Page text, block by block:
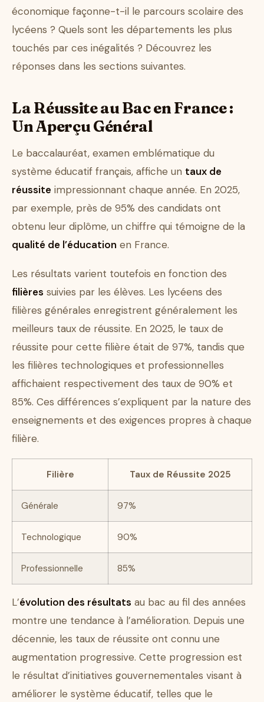
économique façonne-t-il le parcours scolaire des
lycéens ? Quels sont les départements les plus
touchés par ces inégalités ? Découvrez les
réponses dans les sections suivantes.
La Réussite au Bac en France :
Un Aperçu Général
Le baccalauréat, examen emblématique du
système éducatif français, affiche un taux de
réussite impressionnant chaque année. En 2025,
par exemple, près de 95% des candidats ont
obtenu leur diplôme, un chiffre qui témoigne de la
qualité de l’éducation en France.
Les résultats varient toutefois en fonction des
filières suivies par les élèves. Les lycéens des
filières générales enregistrent généralement les
meilleurs taux de réussite. En 2025, le taux de
réussite pour cette filière était de 97%, tandis que
les filières technologiques et professionnelles
affichaient respectivement des taux de 90% et
85%. Ces différences s’expliquent par la nature des
enseignements et des exigences propres à chaque
filière.
Filière Taux de Réussite 2025
Générale 97%
Technologique 90%
Professionnelle 85%
L’évolution des résultats au bac au fil des années
montre une tendance à l’amélioration. Depuis une
décennie, les taux de réussite ont connu une
augmentation progressive. Cette progression est
le résultat d’initiatives gouvernementales visant à
améliorer le système éducatif, telles que le